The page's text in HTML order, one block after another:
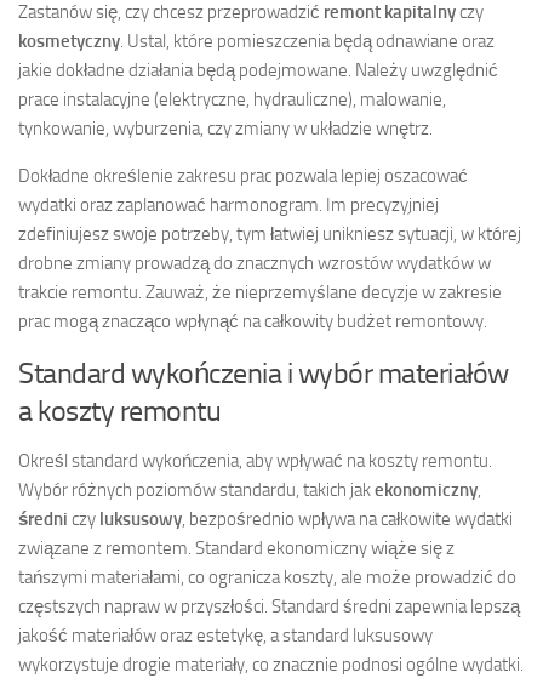
Zastanów się, czy chcesz przeprowadzić remont kapitalnyczy
kosmetyczny. Ustal, które pomieszczenia będą odnawiane oraz
jakie dokładne działania będą podejmowane. Należy uwzględnić
prace instalacyjne (elektryczne, hydrauliczne), malowanie,
tynkowanie, wyburzenia, czy zmiany w układzie wnętrz.
Dokładne określenie zakresu prac pozwala lepiej oszacować
wydatki oraz zaplanować harmonogram. Im precyzyjniej
zdefiniujesz swoje potrzeby, tym łatwiej unikniesz sytuacji, w której
drobne zmiany prowadzą do znacznych wzrostów wydatków w
trakcie remontu. Zauważ, że nieprzemyślane decyzje w zakresie
prac mogą znacząco wpłynąć na całkowity budżet remontowy.
Standard wykończenia i wybór materiałów
a koszty remontu
Określ standard wykończenia, aby wpływać na koszty remontu.
Wybór różnych poziomów standardu, takich jakekonomiczny,
średni czy luksusowy, bezpośrednio wpływa na całkowite wydatki
związane z remontem. Standard ekonomiczny wiąże się z
tańszymi materiałami, co ogranicza koszty, ale może prowadzić do
częstszych napraw w przyszłości. Standard średni zapewnia lepszą
jakość materiałów oraz estetykę, a standard luksusowy
wykorzystuje drogie materiały, co znacznie podnosi ogólne wydatki.